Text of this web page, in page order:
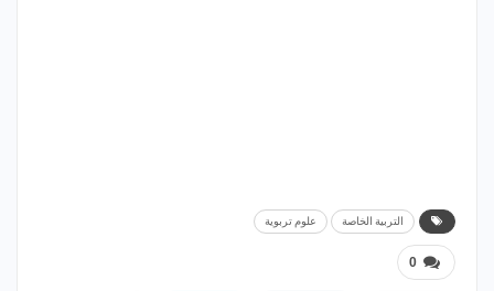
التربية الخاصة علوم تربوية
0